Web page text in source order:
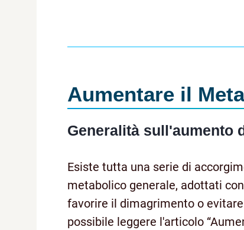
Aumentare il
Generalità sull'aumento
Esiste tutta una serie di
metabolico generale, adottati
favorire il dimagrimento o
possibile leggere l'articolo